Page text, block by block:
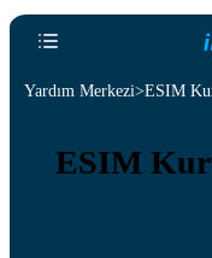
Yardım Merkezi ESIM
ESIM